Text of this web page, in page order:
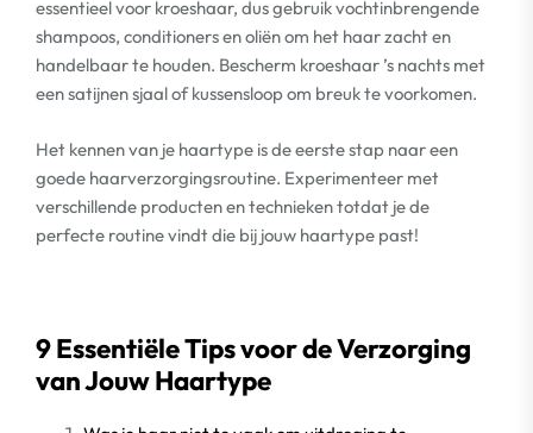
essentieel voor kroeshaar, dus gebruik vochtinbrengende
shampoos, conditioners en oliën om het haar zacht en
handelbaar te houden. Bescherm kroeshaar ’s nachts met
een satijnen sjaal of kussensloop om breuk te voorkomen.
Het kennen van je haartype is de eerste stap naar een
goede haarverzorgingsroutine. Experimenteer met
verschillende producten en technieken totdat je de
perfecte routine vindt die bij jouw haartype past!
9 Essentiële Tips voor de Verzorging
van Jouw Haartype